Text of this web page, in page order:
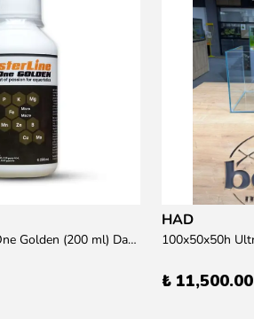
"MasterLine All In One Golden (200 ml) Daha yüksek zorluk derecesine sahip bitkiler için Özel formül Tam Besin "
HAD
₺ 11,500.00